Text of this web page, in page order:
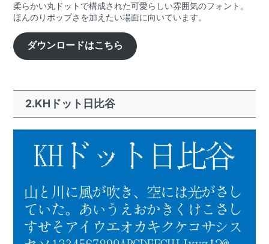
柔らかい丸ドットで構成された可愛らしい雰囲気のフォント。
ほんのりポップさを加えたい場面に向いています。
ダウンロードはこちら
2.KHドット日比谷